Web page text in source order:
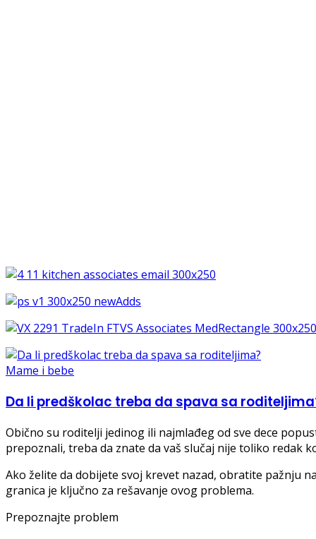
Mame i bebe
Da li predškolac treba da spava sa
Obično su roditelji jedinog ili najmlađeg od sve dece
prepoznali, treba da znate da vaš slučaj nije toliko redak
Ako želite da dobijete svoj krevet nazad, obratite pažnju
granica je ključno za rešavanje ovog problema.
Prepoznajte problem